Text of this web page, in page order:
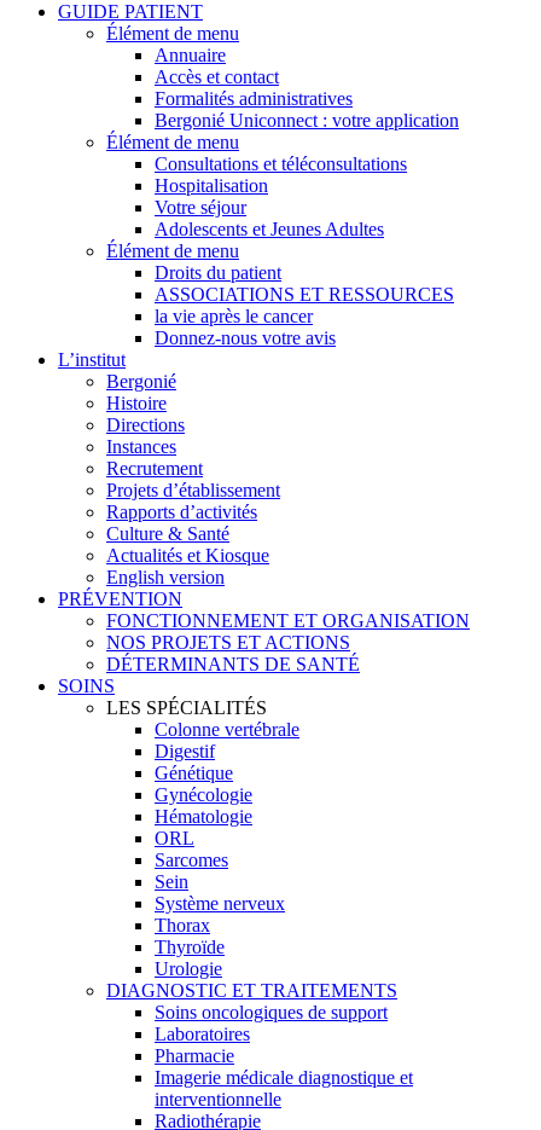
GUIDE PATIENT
Élément de menu
Annuaire
Accès et contact
Formalités administratives
Bergonié Uniconnect : votre application
Élément de menu
Consultations et téléconsultations
Hospitalisation
Votre séjour
Adolescents et Jeunes Adultes
Élément de menu
Droits du patient
ASSOCIATIONS ET RESSOURCES
la vie après le cancer
Donnez-nous votre avis
L’institut
Bergonié
Histoire
Directions
Instances
Recrutement
Projets d’établissement
Rapports d’activités
Culture & Santé
Actualités et Kiosque
English version
PRÉVENTION
FONCTIONNEMENT ET ORGANISATION
NOS PROJETS ET ACTIONS
DÉTERMINANTS DE SANTÉ
SOINS
LES SPÉCIALITÉS
Colonne vertébrale
Digestif
Génétique
Gynécologie
Hématologie
ORL
Sarcomes
Sein
Système nerveux
Thorax
Thyroïde
Urologie
DIAGNOSTIC ET TRAITEMENTS
Soins oncologiques de support
Laboratoires
Pharmacie
Imagerie médicale diagnostique et
interventionnelle
Radiothérapie